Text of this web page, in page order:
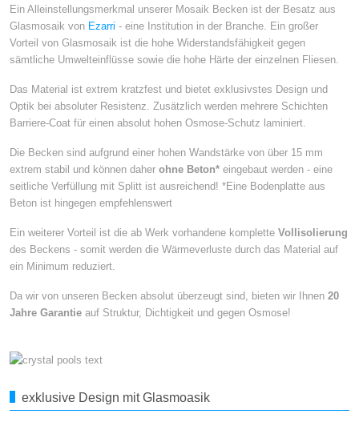
Ein Alleinstellungsmerkmal unserer Mosaik Becken ist der Besatz aus
Glasmosaik von Ezarri - eine Institution in der Branche. Ein großer
Vorteil von Glasmosaik ist die hohe Widerstandsfähigkeit gegen
sämtliche Umwelteinflüsse sowie die hohe Härte der einzelnen Fliesen.
Das Material ist extrem kratzfest und bietet exklusivstes Design und
Optik bei absoluter Resistenz. Zusätzlich werden mehrere Schichten
Barriere-Coat für einen absolut hohen Osmose-Schutz laminiert.
Die Becken sind aufgrund einer hohen Wandstärke von über 15 mm
extrem stabil und können daher ohne Beton* eingebaut werden - eine
seitliche Verfüllung mit Splitt ist ausreichend! *Eine Bodenplatte aus
Beton ist hingegen empfehlenswert
Ein weiterer Vorteil ist die ab Werk vorhandene komplette Vollisolierung
des Beckens - somit werden die Wärmeverluste durch das Material auf
ein Minimum reduziert.
Da wir von unseren Becken absolut überzeugt sind, bieten wir Ihnen 20
Jahre Garantie auf Struktur, Dichtigkeit und gegen Osmose!
exklusive Design mit Glasmoasik